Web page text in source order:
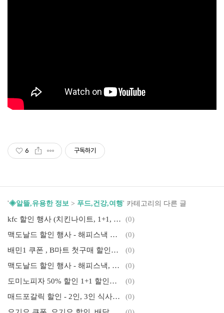
6 구독하기
'◈알뜰,유용한 정보 > 푸드,건강,여행' 카테고리의 다른 글
kfc 할인 행사 (치킨나이트, 1+1, 딜리버리팩 할인 외)
(0)
맥도날드 할인 행사 - 해피스낵 가격, 맥그리들 가격 이벤트
(0)
배민1 쿠폰 , B마트 첫구매 할인쿠폰 + 인기상품 0원 100원 + 무료배송
(0)
맥도날드 할인 행사 - 해피스낵, 맥런치 맥크리스피 , 리워드 포인트 적립, 맥모닝 콤보
(0)
도미노피자 50% 할인 1+1 할인행사
(0)
매드포갈릭 할인 - 2인, 3인 식사권, 4인 스테이크 세트, 와인 프로모션, 시즌 쉐프 추천 세트 외 이벤트
(0)